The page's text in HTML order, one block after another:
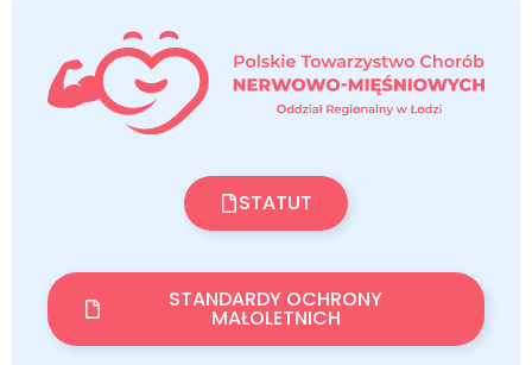
STATUT
STANDARDY OCHRONY
MAŁOLETNICH